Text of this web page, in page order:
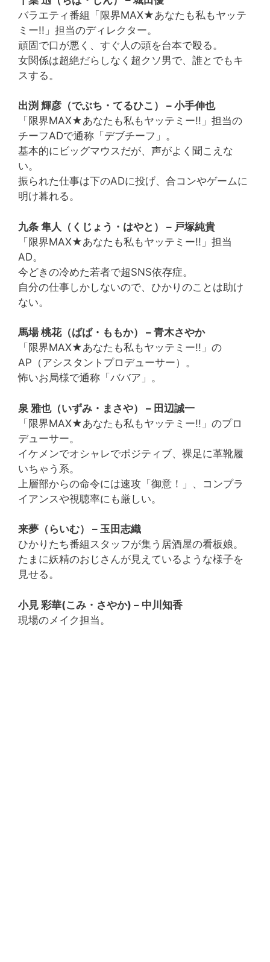
バラエティ番組「限界MAX★あなたも私もヤッテ
ミー!!」担当のディレクター。
頑固で口が悪く、すぐ人の頭を台本で殴る。
女関係は超絶だらしなく超クソ男で、誰とでもキ
スする。
出渕 輝彦（でぶち・てるひこ） – 小手伸也
「限界MAX★あなたも私もヤッテミー!!」担当の
チーフADで通称「デブチーフ」。
基本的にビッグマウスだが、声がよく聞こえな
い。
振られた仕事は下のADに投げ、合コンやゲームに
明け暮れる。
九条 隼人（くじょう・はやと） – 戸塚純貴
「限界MAX★あなたも私もヤッテミー!!」担当
AD。
今どきの冷めた若者で超SNS依存症。
自分の仕事しかしないので、ひかりのことは助け
ない。
馬場 桃花（ばば・ももか） – 青木さやか
「限界MAX★あなたも私もヤッテミー!!」の
AP（アシスタントプロデューサー）。
怖いお局様で通称「ババア」。
泉 雅也（いずみ・まさや） – 田辺誠一
「限界MAX★あなたも私もヤッテミー!!」のプロ
デューサー。
イケメンでオシャレでポジティブ、裸足に革靴履
いちゃう系。
上層部からの命令には速攻「御意！」、コンプラ
イアンスや視聴率にも厳しい。
来夢（らいむ） – 玉田志織
ひかりたち番組スタッフが集う居酒屋の看板娘。
たまに妖精のおじさんが見えているような様子を
見せる。
小見 彩華(こみ・さやか) – 中川知香
現場のメイク担当。